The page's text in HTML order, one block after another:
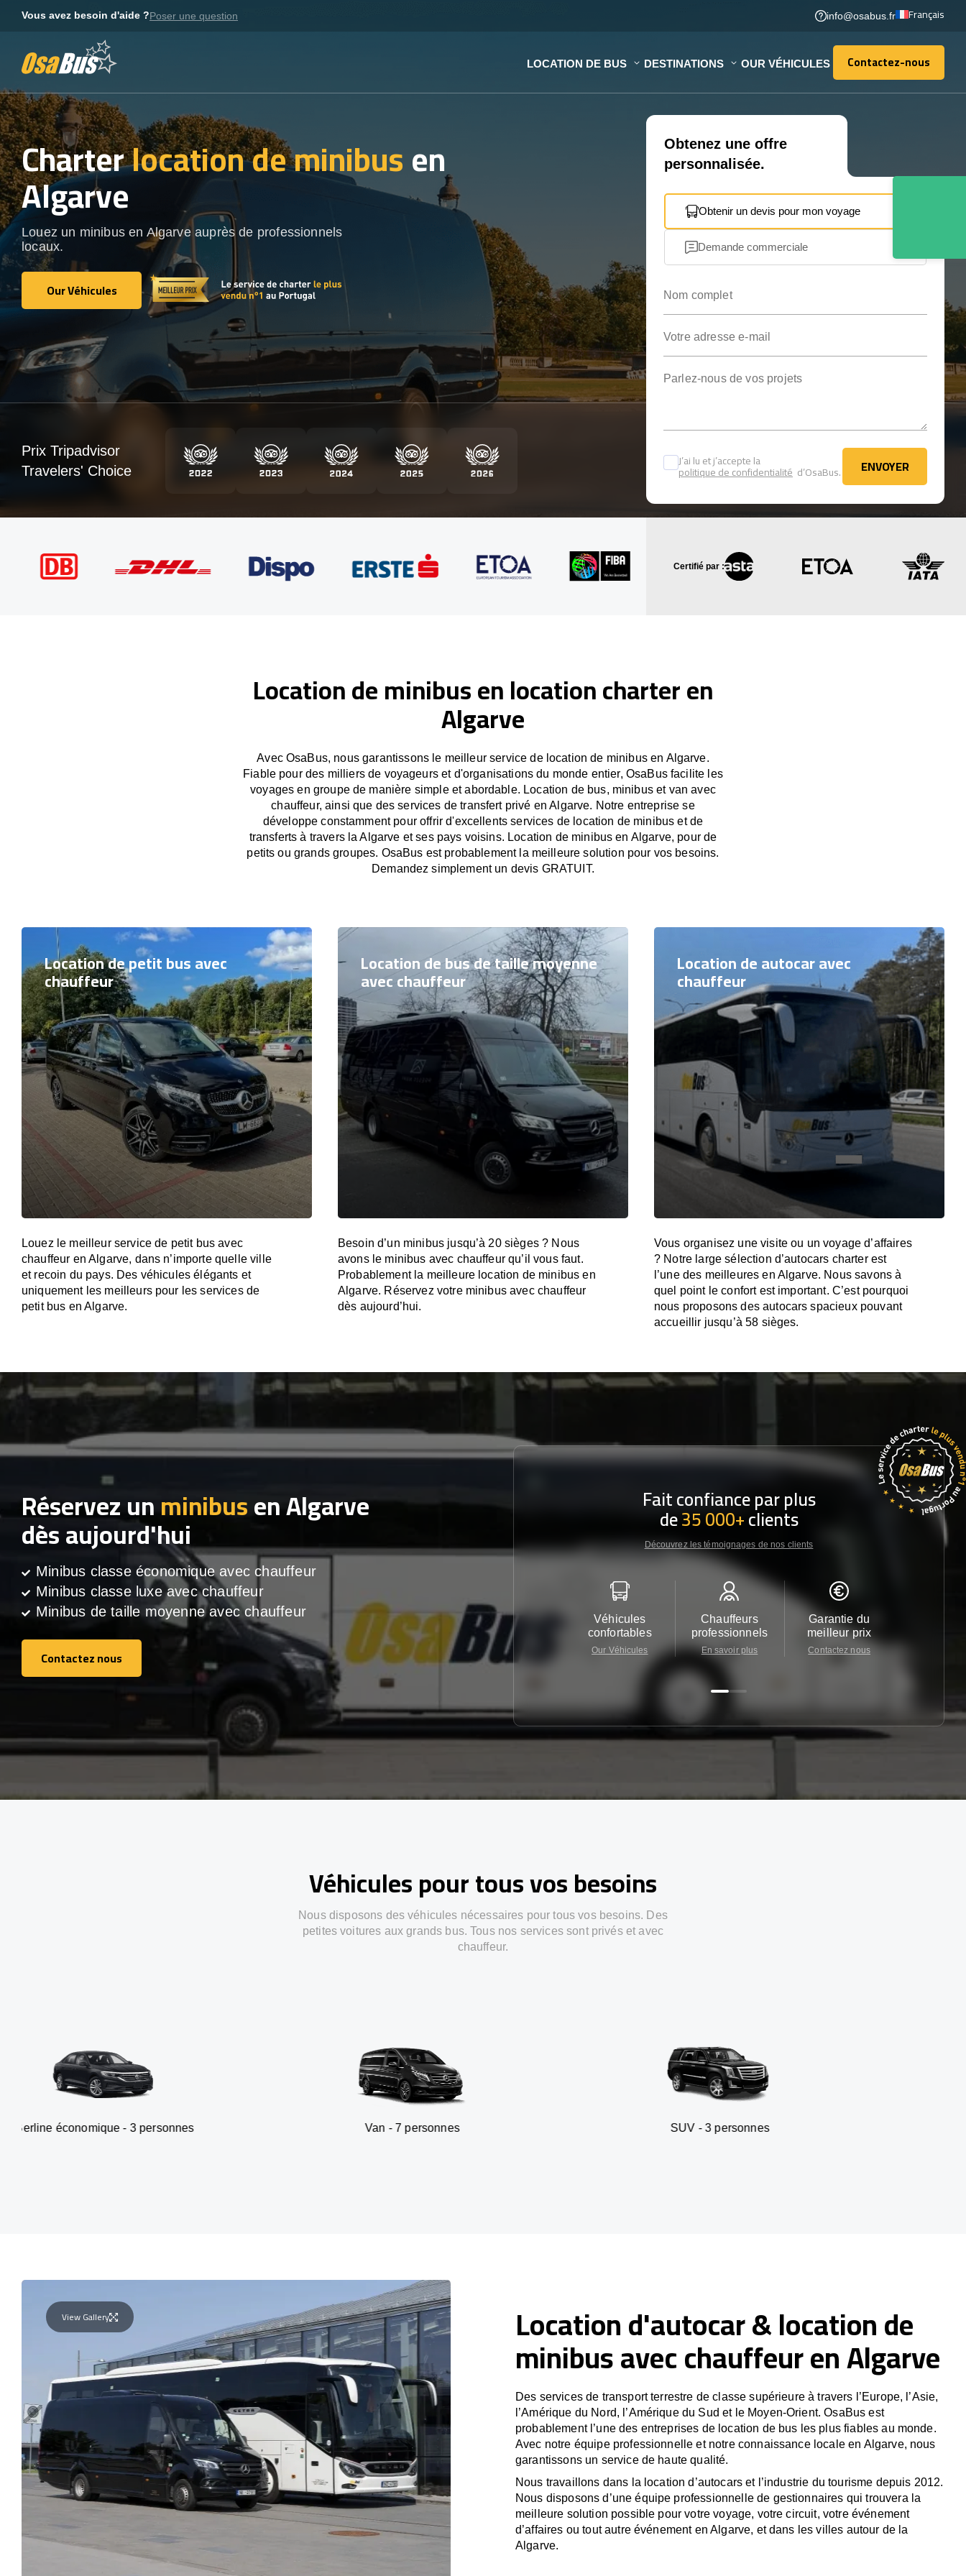
Vous avez besoin d'aide ?Poser une question info@osabus.fr Français
LOCATION DE BUS DESTINATIONS OUR VÉHICULES Contactez-nous
Contactez-nous
Charterlocation de minibusen
Algarve
Louez un minibus en Algarve auprès de professionnels
locaux.
Our Véhicules
Our Véhicules
Obtenez une offre
personnalisée.
Obtenir un devis pour mon voyage
Demande commerciale
J’ai lu et j’accepte la
politique de confidentialité d’OsaBus. ENVOYER
ENVOYER
Prix Tripadvisor
Travelers' Choice
Certifié par :
Location de minibus en location charter en
Algarve
Avec OsaBus, nous garantissons le meilleur service de location de minibus en Algarve.
Fiable pour des milliers de voyageurs et d'organisations du monde entier, OsaBus facilite les
voyages en groupe de manière simple et abordable. Location de bus, minibus et van avec
chauffeur, ainsi que des services de transfert privé en Algarve. Notre entreprise se
développe constamment pour offrir d'excellents services de location de minibus et de
transferts à travers la Algarve et ses pays voisins. Location de minibus en Algarve, pour de
petits ou grands groupes. OsaBus est probablement la meilleure solution pour vos besoins.
Demandez simplement un devis GRATUIT.
Location de petit bus avec
chauffeur
Louez le meilleur service de petit bus avec
chauffeur en Algarve, dans n’importe quelle ville
et recoin du pays. Des véhicules élégants et
uniquement les meilleurs pour les services de
petit bus en Algarve.
Location de bus de taille moyenne
avec chauffeur
Besoin d’un minibus jusqu’à 20 sièges ? Nous
avons le minibus avec chauffeur qu’il vous faut.
Probablement la meilleure location de minibus en
Algarve. Réservez votre minibus avec chauffeur
dès aujourd’hui.
Location de autocar avec
chauffeur
Vous organisez une visite ou un voyage d’affaires
? Notre large sélection d’autocars charter est
l’une des meilleures en Algarve. Nous savons à
quel point le confort est important. C’est pourquoi
nous proposons des autocars spacieux pouvant
accueillir jusqu’à 58 sièges.
Réservez unminibusen Algarve
dès aujourd'hui
Minibus classe économique avec chauffeur
Minibus classe luxe avec chauffeur
Minibus de taille moyenne avec chauffeur
Contactez nous
Contactez nous
Fait confiance par plus
de35 000+clients
Découvrez les témoignages de nos clients
Véhicules
confortables
Our Véhicules
Chauffeurs
professionnels
En savoir plus
Garantie du
meilleur prix
Contactez nous
Véhicules pour tous vos besoins
Nous disposons des véhicules nécessaires pour tous vos besoins. Des
petites voitures aux grands bus. Tous nos services sont privés et avec
chauffeur.
- 3 personnes Van - 7 personnes SUV - 3 personnes
View Gallery Location d'autocar & location de
minibus avec chauffeur en Algarve
Des services de transport terrestre de classe supérieure à travers l’Europe, l’Asie,
l’Amérique du Nord, l’Amérique du Sud et le Moyen-Orient. OsaBus est
probablement l’une des entreprises de location de bus les plus fiables au monde.
Avec notre équipe professionnelle et notre connaissance locale en Algarve, nous
garantissons un service de haute qualité.
Nous travaillons dans la location d’autocars et l’industrie du tourisme depuis 2012.
Nous disposons d’une équipe professionnelle de gestionnaires qui trouvera la
meilleure solution possible pour votre voyage, votre circuit, votre événement
d’affaires ou tout autre événement en Algarve, et dans les villes autour de la
Algarve.